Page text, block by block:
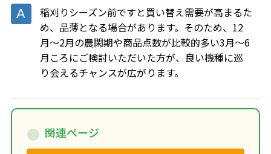
稲刈りシーズン前ですと買い替え需要が高まるた
め、品薄となる場合があります。そのため、12
月～2月の農閑期や商品点数が比較的多い3月～6
月ころにご検討いただいた方が、良い機種に巡
り会えるチャンスが広がります。
関連ページ